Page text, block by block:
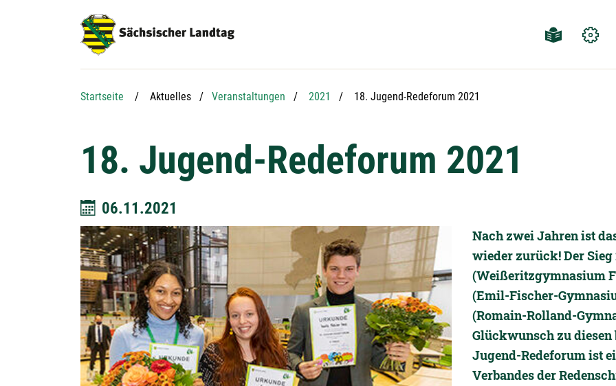
Startseite Aktuelles Veranstaltungen 2021 Aktuelle Seite:
18. Jugend-Redeforum 2021
18. Jugend-Redeforum 2021
06.11.2021
Nach zwei Jahren ist
wieder zurück! Der Sieg
(Weißeritzgymnasium
(Emil-Fischer-
(Romain-Rolland-
Glückwunsch zu diesen
Jugend-Redeforum ist
Verbandes der